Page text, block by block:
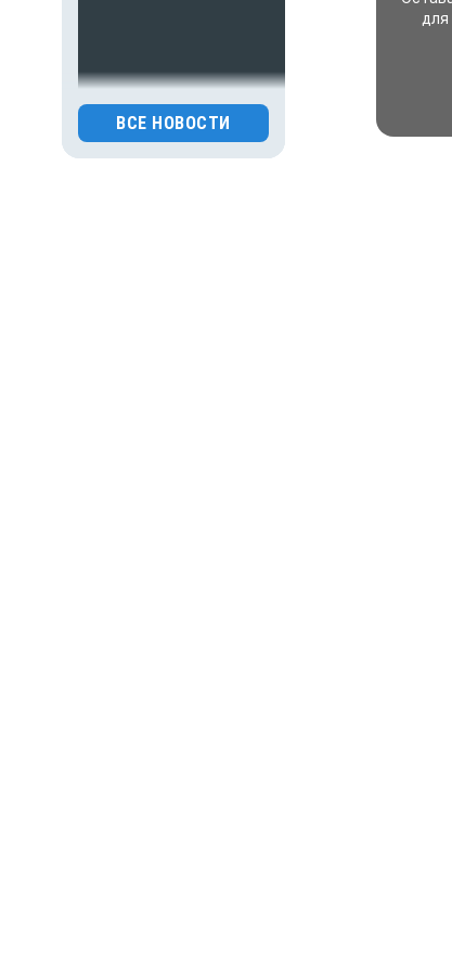
30.07.2026 15:31
Происшествия
Праздник обернулся
ВСЕ НОВОСТИ
для